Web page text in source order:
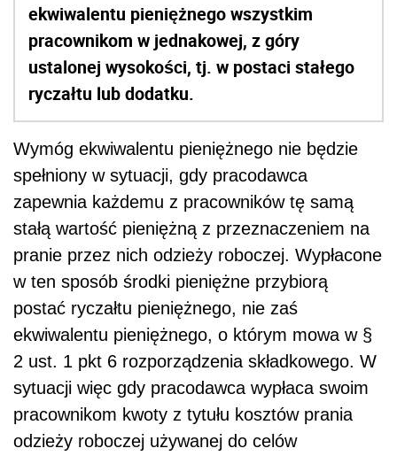
ekwiwalentu pieniężnego wszystkim
pracownikom w jednakowej, z góry
ustalonej wysokości, tj. w postaci stałego
ryczałtu lub dodatku.
Wymóg ekwiwalentu pieniężnego nie będzie
spełniony w sytuacji, gdy pracodawca
zapewnia każdemu z pracowników tę samą
stałą wartość pieniężną z przeznaczeniem na
pranie przez nich odzieży roboczej. Wypłacone
w ten sposób środki pieniężne przybiorą
postać ryczałtu pieniężnego, nie zaś
ekwiwalentu pieniężnego, o którym mowa w §
2 ust. 1 pkt 6 rozporządzenia składkowego. W
sytuacji więc gdy pracodawca wypłaca swoim
pracownikom kwoty z tytułu kosztów prania
odzieży roboczej używanej do celów